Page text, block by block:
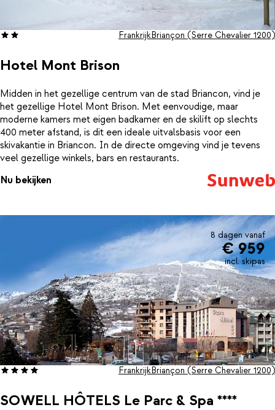
Hotel Mont Brison
FrankrijkBriançon (Serre Chevalier 1200)
Midden in het gezellige centrum van de stad Briancon, vind je
het gezellige Hotel Mont Brison. Met eenvoudige, maar
moderne kamers met eigen badkamer en de skilift op slechts
400 meter afstand, is dit een ideale uitvalsbasis voor een
skivakantie in Briancon. In de directe omgeving vind je tevens
veel gezellige winkels, bars en restaurants.
Nu bekijken
8 dagen vanaf
€ 959
incl. skipas
SOWELL HÔTELS Le Parc & Spa ****
FrankrijkBriançon (Serre Chevalier 1200)